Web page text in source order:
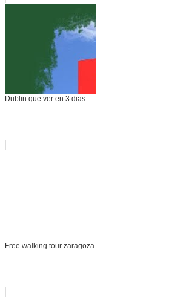
Dublin que ver en 3 dias
Free walking tour zaragoza